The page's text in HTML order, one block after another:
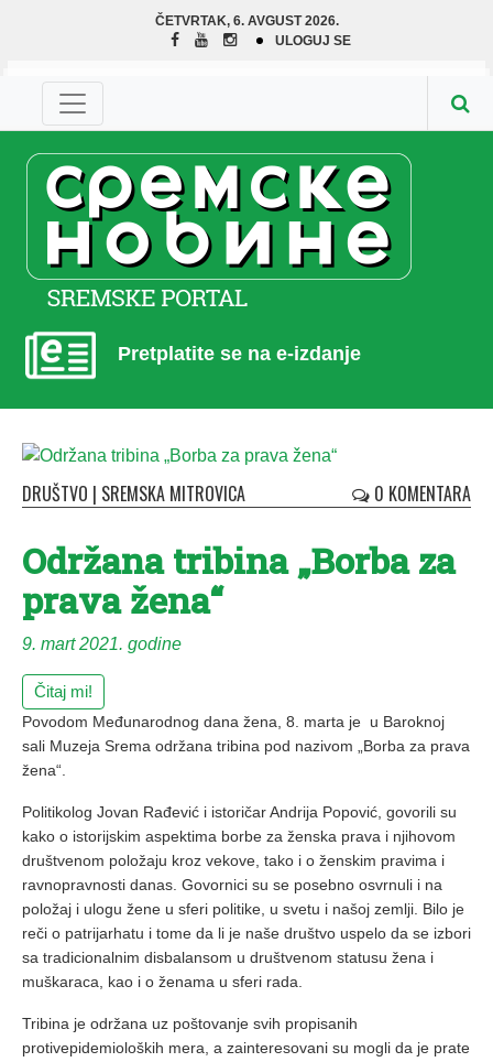
ČETVRTAK, 6. AVGUST 2026.
ULOGUJ SE
Pretplatite se na e-izdanje
DRUŠTVO | SREMSKA MITROVICA 0 KOMENTARA
Održana tribina „Borba za
prava žena“
9. mart 2021. godine
Čitaj mi!
Povodom Međunarodnog dana žena, 8. marta je u Baroknoj
sali Muzeja Srema održana tribina pod nazivom „Borba za prava
žena“.
Politikolog Jovan Rađević i istoričar Andrija Popović, govorili su
kako o istorijskim aspektima borbe za ženska prava i njihovom
društvenom položaju kroz vekove, tako i o ženskim pravima i
ravnopravnosti danas. Govornici su se posebno osvrnuli i na
položaj i ulogu žene u sferi politike, u svetu i našoj zemlji. Bilo je
reči o patrijarhatu i tome da li je naše društvo uspelo da se izbori
sa tradicionalnim disbalansom u društvenom statusu žena i
muškaraca, kao i o ženama u sferi rada.
Tribina je održana uz poštovanje svih propisanih
protivepidemioloških mera, a zainteresovani su mogli da je prate